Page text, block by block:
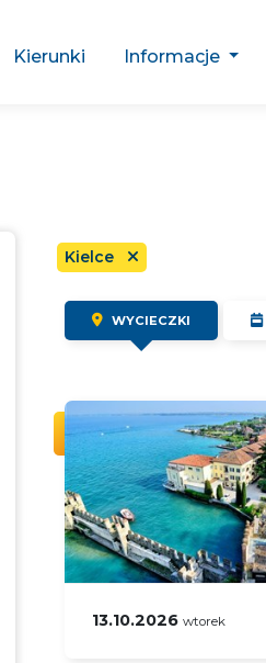
Kierunki Informacje
Kielce
WYCIECZKI
13.10.2026 wtorek